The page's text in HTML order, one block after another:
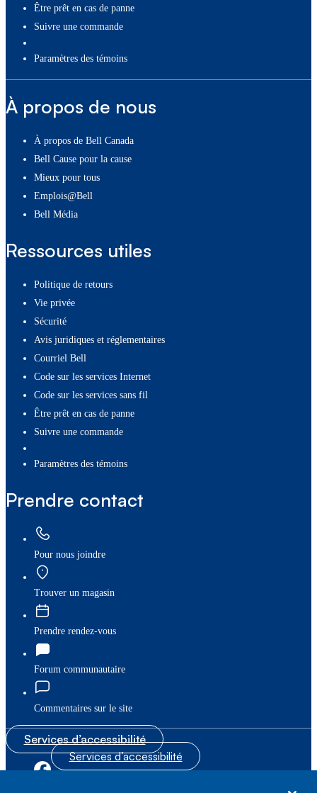
Être prêt en cas de panne
Suivre une commande
paramètres des témoins
À propos de nous
À propos de Bell Canada
Bell Cause pour la cause
Mieux pour tous
Emplois@Bell
Bell Média
Ressources utiles
Politique de retours
Vie privée
Sécurité
Avis juridiques et réglementaires
Courriel Bell
Code sur les services Internet
Code sur les services sans fil
Être prêt en cas de panne
Suivre une commande
paramètres des témoins
Prendre contact
Pour nous joindre
Trouver un magasin
Prendre rendez-vous
Forum communautaire
Commentaires sur le site
Services d’accessibilité
Services d’accessibilité